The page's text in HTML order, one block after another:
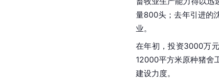
量800头；去年引进的
业。
在年初，投资3000万
12000平方米原种猪舍
建设力度。